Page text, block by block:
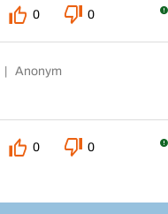
0 0
| Anonym
0 0